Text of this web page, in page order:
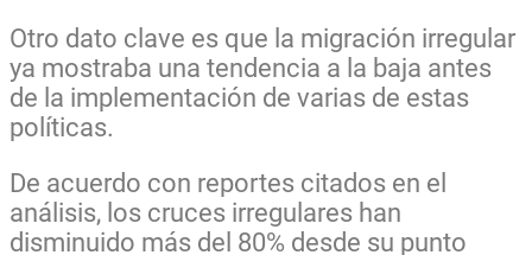
Otro dato clave es que la migración irregular
ya mostraba una tendencia a la baja antes
de la implementación de varias de estas
políticas.
De acuerdo con reportes citados en el
análisis, los cruces irregulares han
disminuido más del 80% desde su punto